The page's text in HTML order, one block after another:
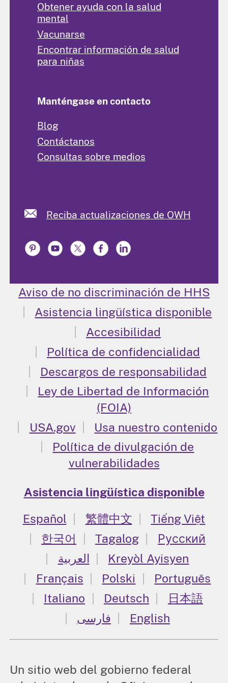
Obtener ayuda con la salud
mental
Vacunarse
Encontrar información de salud
para niñas
Manténgase en contacto
Blog
Contáctanos
Consultas sobre medios
Reciba actualizaciones de OWH
Aviso de no discriminación de HHS
Asistencia lingüística disponible
Accesibilidad
Política de confidencialidad
Descargos de responsabilidad
Ley de Libertad de Información
(FOIA)
USA.gov
Usa nuestro contenido
Política de divulgación de
vulnerabilidades
Asistencia lingüística disponible
Español
繁體中文
Tiếng Việt
한국어
Tagalog
Русский
العربية
Kreyòl Ayisyen
Français
Polski
Português
Italiano
Deutsch
日本語
فارسی
English
Un sitio web del gobierno federal